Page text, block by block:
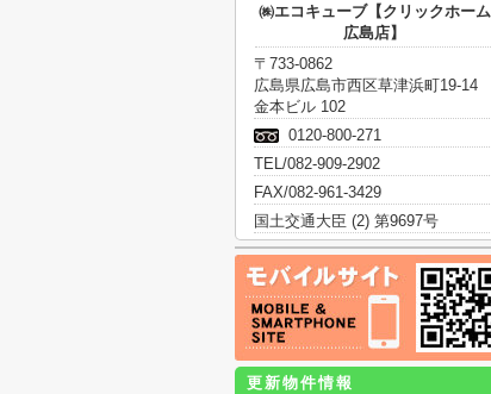
㈱エコキューブ【クリックホーム
広島店】
〒733-0862
広島県広島市西区草津浜町19-14
金本ビル 102
0120-800-271
TEL/082-909-2902
FAX/082-961-3429
国土交通大臣 (2) 第9697号
更新物件情報